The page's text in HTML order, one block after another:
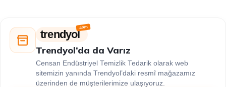
trendyol
Trendyol’da da Varız
Censan Endüstriyel Temizlik Tedarik olarak web
sitemizin yanında Trendyol’daki resmî mağazamız
üzerinden de müşterilerimize ulaşıyoruz.